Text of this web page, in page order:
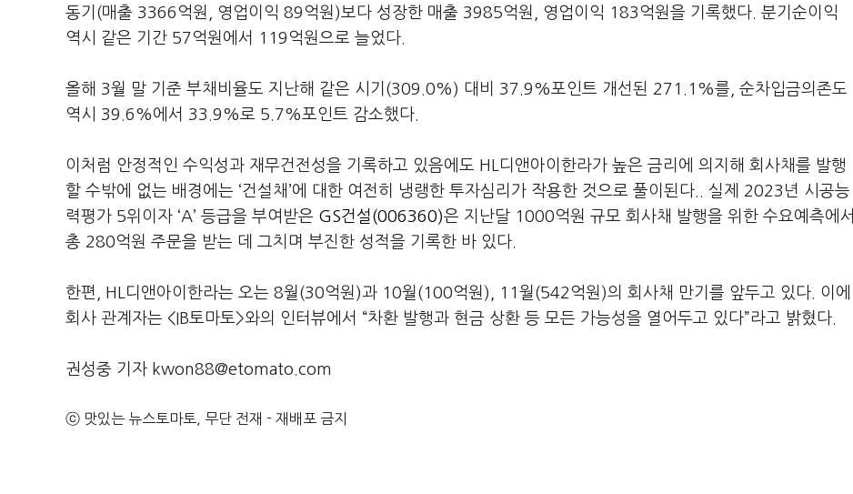
동기(매출 3366억원, 영업이익 89억원)보다 성장한 매출 3985억원, 영업이익 183억원을 기록했다. 분기순이익
역시 같은 기간 57억원에서 119억원으로 늘었다.
올해 3월 말 기준 부채비율도 지난해 같은 시기(309.0%) 대비 37.9%포인트 개선된 271.1%를, 순차입금의존도
역시 39.6%에서 33.9%로 5.7%포인트 감소했다.
이처럼 안정적인 수익성과 재무건전성을 기록하고 있음에도 HL디앤아이한라가 높은 금리에 의지해 회사채를 발행
할 수밖에 없는 배경에는 ‘건설채’에 대한 여전히 냉랭한 투자심리가 작용한 것으로 풀이된다.. 실제 2023년 시공능
력평가 5위이자 ‘A’ 등급을 부여받은 GS건설(006360)은 지난달 1000억원 규모 회사채 발행을 위한 수요예측에서
총 280억원 주문을 받는 데 그치며 부진한 성적을 기록한 바 있다.
한편, HL디앤아이한라는 오는 8월(30억원)과 10월(100억원), 11월(542억원)의 회사채 만기를 앞두고 있다. 이에
회사 관계자는 <IB토마토>와의 인터뷰에서 “차환 발행과 현금 상환 등 모든 가능성을 열어두고 있다”라고 밝혔다.
권성중 기자 kwon88@etomato.com
ⓒ 맛있는 뉴스토마토, 무단 전재 - 재배포 금지